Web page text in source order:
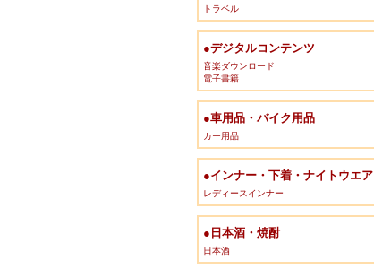
トラベル
●デジタルコンテンツ
音楽ダウンロード
電子書籍
●車用品・バイク用品
カー用品
●インナー・下着・ナイトウエア
レディースインナー
●日本酒・焼酎
日本酒